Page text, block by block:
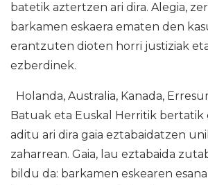
batetik aztertzen ari dira. Alegia,
barkamen eskaera ematen den
erantzuten dioten horri justiziak
ezberdinek.
Holanda, Australia, Kanada,
Batuak eta Euskal Herritik bertatik
aditu ari dira gaia eztabaidatzen
zaharrean. Gaia, lau eztabaida
bildu da: barkamen eskearen